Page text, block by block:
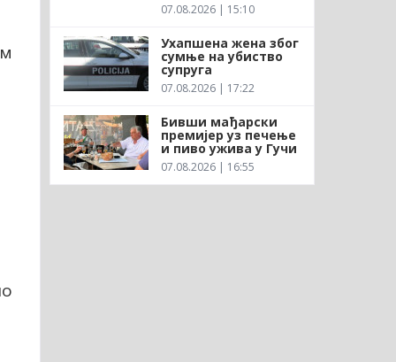
07.08.2026 | 15:10
Ухапшена жена због
сумње на убиство
супруга
07.08.2026 | 17:22
Бивши мађарски
премијер уз печење
и пиво ужива у Гучи
07.08.2026 | 16:55